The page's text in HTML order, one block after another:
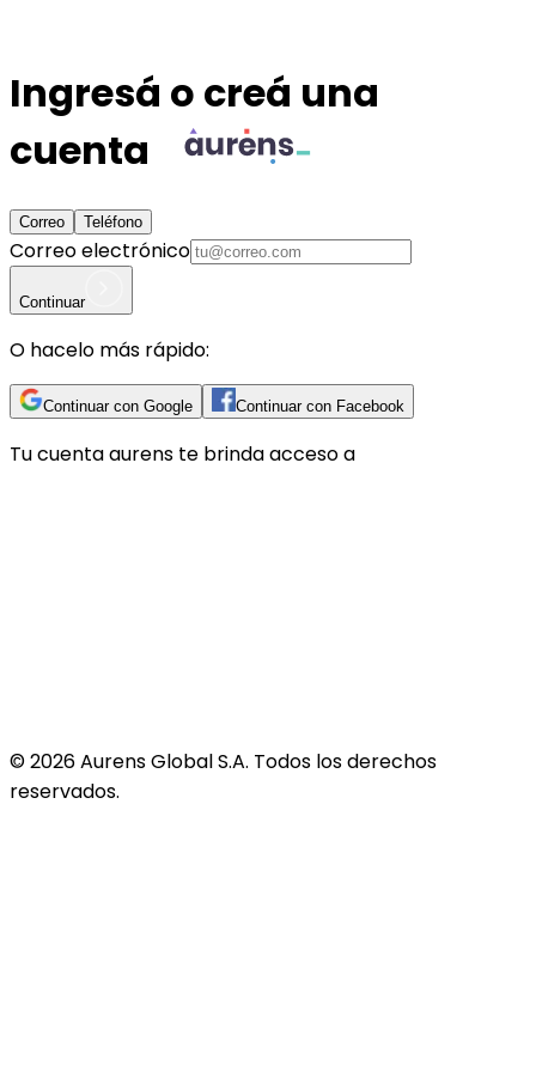
Ingresá o creá una
cuenta
Correo Teléfono
Correo electrónico
Continuar
O hacelo más rápido:
Continuar con Google Continuar con Facebook
Tu cuentaaurens te brinda acceso a
©2026Aurens Global S.A. Todos los derechos
reservados.